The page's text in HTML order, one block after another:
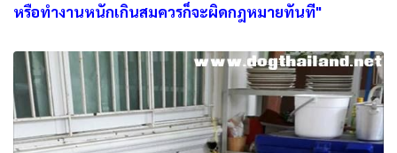
หรือทำงานหนักเกินสมควรก็จะผิดกฎหมายทันที"